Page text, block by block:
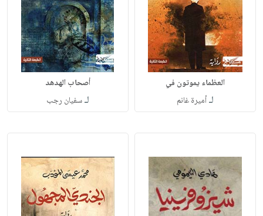
العظماء يموتون في
لـأميرة غانم
أصحاب الهدهد
لـسفيان رجب